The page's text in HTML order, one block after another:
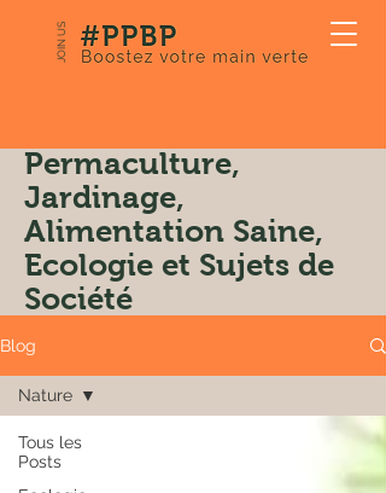
JOIN US
Permaculture,
Jardinage,
Alimentation Saine,
Ecologie et Sujets de
Société
Blog
Tous les
Posts
Nature